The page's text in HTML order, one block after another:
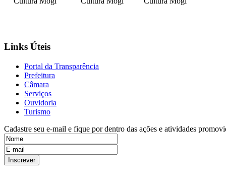
Links Úteis
Portal da Transparência
Prefeitura
Câmara
Serviços
Ouvidoria
Turismo
Cadastre seu e-mail e fique por dentro das ações e atividades